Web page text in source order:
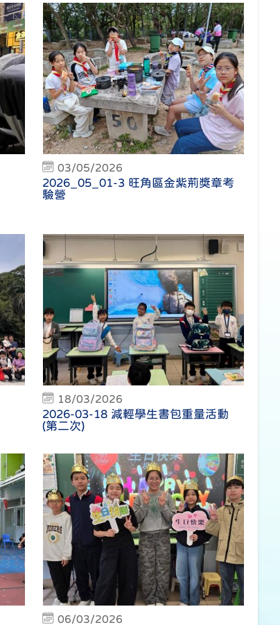
03/05/2026
2026_05_01-3 旺角區金紫荊獎章考
驗營
18/03/2026
2026-03-18 減輕學生書包重量活動
(第二次)
06/03/2026